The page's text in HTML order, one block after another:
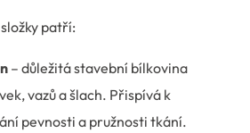
patří:
– důležitá stavební bílkovina
vazů a šlach. Přispívá k
pevnosti a pružnosti tkání.